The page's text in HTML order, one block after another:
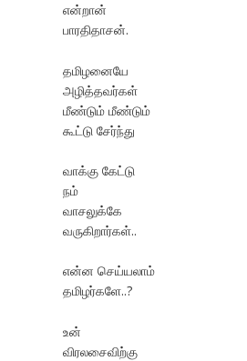
என்றான்
பாரதிதாசன்.
தமிழனையே
அழித்தவர்கள்
மீண்டும் மீண்டும்
கூட்டு சேர்ந்து
வாக்கு கேட்டு
நம்
வாசலுக்கே
வருகிறார்கள்..
என்ன செய்யலாம்
தமிழர்களே..?
உன்
விரலசைவிற்கு